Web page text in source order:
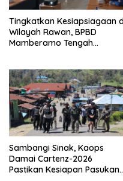
Tingkatkan Kesiapsiagaan
Wilayah Rawan, BPBD
Mamberamo Tengah
Sambangi Sinak, Kaops
Damai Cartenz-2026
Pastikan Kesiapan Pasukan